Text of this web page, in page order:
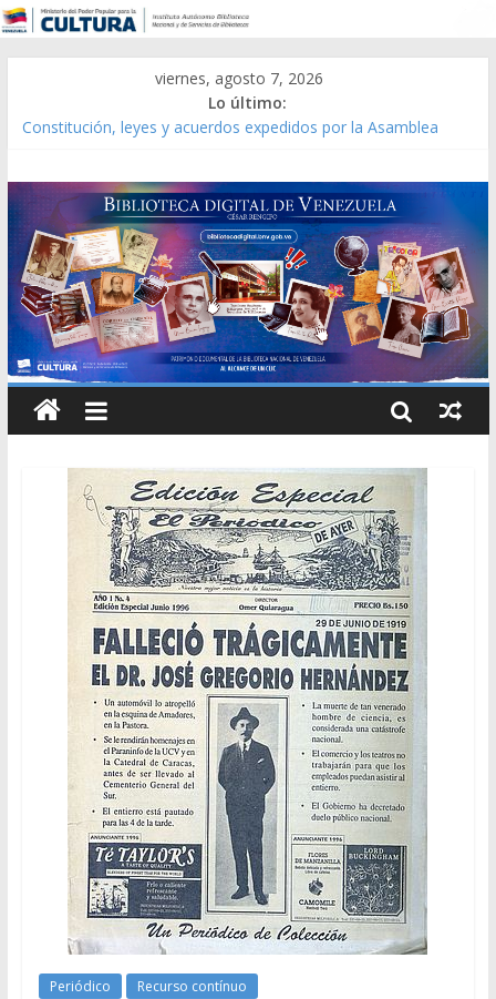
viernes, agosto 7, 2026
Lo último:
Constitución, leyes y acuerdos expedidos por la Asamblea
Modesta Bor Sánchez [material gráfico]
Gaceta Oficial de la República de Venezuela año CXXXIII Mes V,
Caracas 09 de marzo de 2006 N° 38.394
Catálogo temático de obras de Modesta Bor
Periódico Recurso contínuo